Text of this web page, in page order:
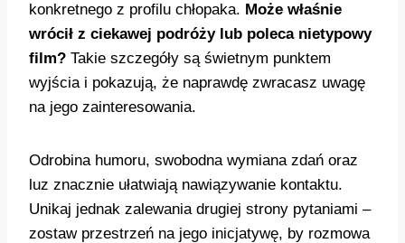
konkretnego z profilu chłopaka. Może właśnie
wrócił z ciekawej podróży lub poleca nietypowy
film? Takie szczegóły są świetnym punktem
wyjścia i pokazują, że naprawdę zwracasz uwagę
na jego zainteresowania.
Odrobina humoru, swobodna wymiana zdań oraz
luz znacznie ułatwiają nawiązywanie kontaktu.
Unikaj jednak zalewania drugiej strony pytaniami –
zostaw przestrzeń na jego inicjatywę, by rozmowa